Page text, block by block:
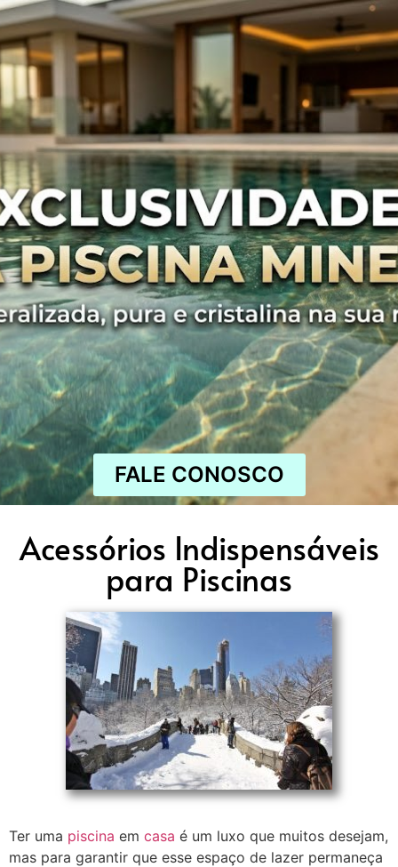
FALE CONOSCO
Acessórios Indispensáveis
para Piscinas
Ter uma piscina em casa é um luxo que muitos desejam,
mas para garantir que esse espaço de lazer permaneça